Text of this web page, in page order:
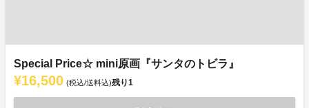
Special Price☆ mini原画『サンタのトビラ』
¥16,500 (税込/送料込)残り1